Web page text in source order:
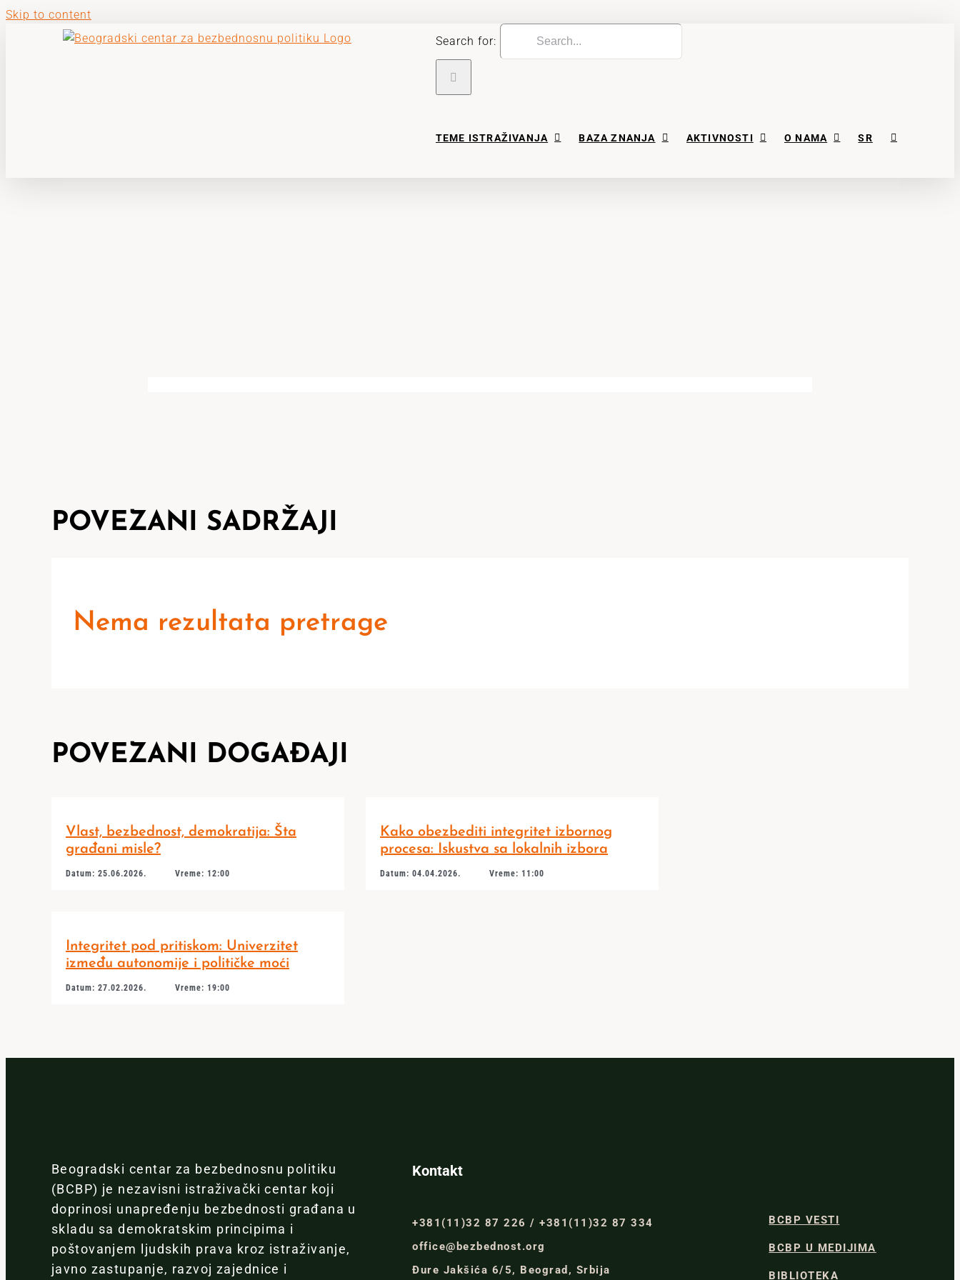
Skip to content
Search for:
TEME ISTRAŽIVANJA BAZA ZNANJA AKTIVNOSTI O NAMA SR
POVEZANI SADRŽAJI
Nema rezultata pretrage
POVEZANI DOGAĐAJI
Vlast, bezbednost, demokratija: Šta
građani misle?
Datum: 25.06.2026. Vreme: 12:00
Kako obezbediti integritet izbornog
procesa: Iskustva sa lokalnih izbora
Datum: 04.04.2026. Vreme: 11:00
Integritet pod pritiskom: Univerzitet
između autonomije i političke moći
Datum: 27.02.2026. Vreme: 19:00
Beogradski centar za bezbednosnu politiku
(BCBP) je nezavisni istraživački centar koji
doprinosi unapređenju bezbednosti građana u
skladu sa demokratskim principima i
poštovanjem ljudskih prava kroz istraživanje,
javno zastupanje, razvoj zajednice i
Kontakt
+381(11)32 87 226 / +381(11)32 87 334
office@bezbednost.org
Đure Jakšića 6/5, Beograd, Srbija
BCBP VESTI
BCBP U MEDIJIMA
BIBLIOTEKA